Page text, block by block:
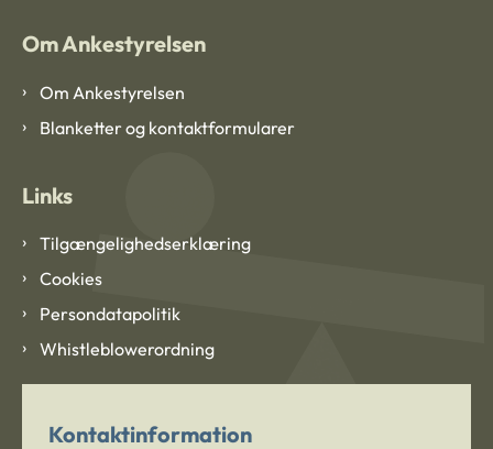
Om Ankestyrelsen
Om Ankestyrelsen
Blanketter og kontaktformularer
Links
Tilgængelighedserklæring
Cookies
Persondatapolitik
Whistleblowerordning
Kontaktinformation